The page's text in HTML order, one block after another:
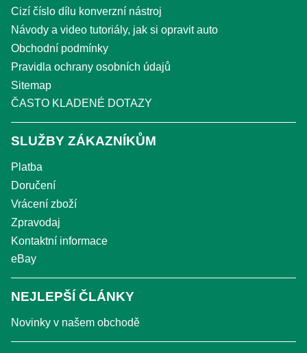
Cizí číslo dílu konverzní nástroj
Návody a video tutoriály, jak si opravit auto
Obchodní podmínky
Pravidla ochrany osobních údajů
Sitemap
ČASTO KLADENÉ DOTAZY
SLUŽBY ZÁKAZNÍKŮM
Platba
Doručení
Vrácení zboží
Zpravodaj
Kontaktní informace
eBay
NEJLEPŠÍ ČLÁNKY
Novinky v našem obchodě